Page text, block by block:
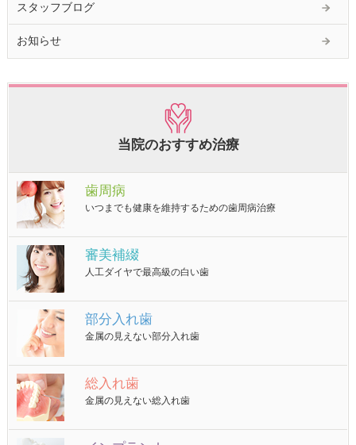
スタッフブログ
お知らせ
当院のおすすめ治療
歯周病
いつまでも健康を維持するための歯周病治療
審美補綴
人工ダイヤで最高級の白い歯
部分入れ歯
金属の見えない部分入れ歯
総入れ歯
金属の見えない総入れ歯